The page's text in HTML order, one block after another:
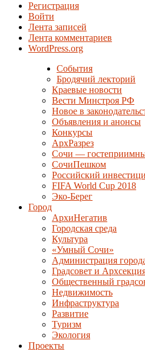
Регистрация
Войти
Лента записей
Лента комментариев
WordPress.org
События
Бродячий лекторий
Краевые новости
Вести Минстроя РФ
Новое в
Объявления и анонсы
Конкурсы
АрхРазрез
Сочи —
СочиПешком
Российский
FIFA World Cup 2018
Эко-Берег
Город
АрхиНегатив
Городская среда
Культура
«Умный Сочи»
Администрация
Градсовет и
Общественный
Недвижимость
Инфраструктура
Развитие
Туризм
Экология
Проекты